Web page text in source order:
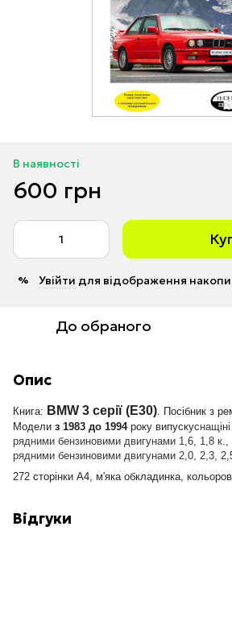
В наявності
600 грн
% Увійти для відображення
До обраного
Опис
Книга: BMW 3 серії (E30) . Посібник з
Модели з 1983 до 1994року випускуснащі
рядними бензиновими двигунами 1,6, 1,8 к.,
рядними бензиновими двигунами 2,0, 2,3,
272 сторінки А4, м'яка обкладинка,
Відгуки